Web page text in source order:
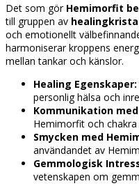
Det som gör Hemimorfit
till gruppen av
och emotionellt
harmoniserar kroppens
mellan tankar och känslor.
Healing Egenskaper:
personlig hälsa och
Kommunikation
Hemimorfit och chakra
Smycken med
användandet av
Gemmologisk
vetenskapen om